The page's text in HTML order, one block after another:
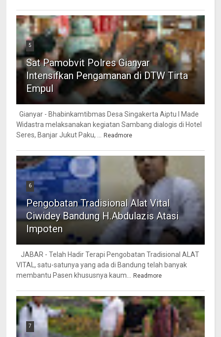
5
Sat Pamobvit Polres Gianyar
Intensifkan Pengamanan di DTW Tirta
Empul
Gianyar - Bhabinkamtibmas Desa Singakerta Aiptu I Made
Widastra melaksanakan kegiatan Sambang dialogis di Hotel
Seres, Banjar Jukut Paku, ...
Readmore
6
Pengobatan Tradisional Alat Vital
Ciwidey Bandung H.Abdulazis Atasi
Impoten
JABAR - Telah Hadir Terapi Pengobatan Tradisional ALAT
VITAL, satu-satunya yang ada di Bandung telah banyak
membantu Pasen khususnya kaum...
Readmore
7